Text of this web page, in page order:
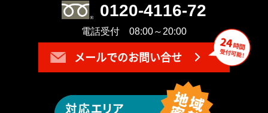
0120-4116-72
電話受付 08:00～20:00
メールでのお問い合せ